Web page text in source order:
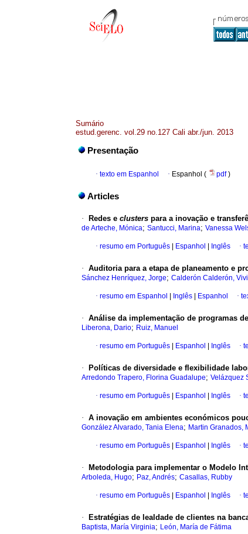
Sumário
estud.gerenc. vol.29 no.127 Cali abr./jun. 2013
Presentação
· texto em Espanhol · Espanhol ( pdf)
Articles
· Redes e clusters para a inovação e
de Arteche, Mónica; Santucci, Marina; Vanessa
· resumo em Português Espanhol Inglês ·
· Auditoria para a etapa de planeamento e
Sánchez Henríquez, Jorge; Calderón Calderón,
· resumo em Espanhol Inglês Espanhol ·
· Análise da implementação de programas
Liberona, Dario; Ruiz, Manuel
· resumo em Português Espanhol Inglês ·
· Políticas de diversidade e flexibilidade
Arredondo Trapero, Florina Guadalupe; Velázquez
· resumo em Português Espanhol Inglês ·
· A inovação em ambientes económicos
González Alvarado, Tania Elena; Martin Granados,
· resumo em Português Espanhol Inglês ·
· Metodologia para implementar o Modelo
Arboleda, Hugo; Paz, Andrés; Casallas, Rubby
· resumo em Português Espanhol Inglês ·
· Estratégias de lealdade de clientes na
Baptista, María Virginia; León, María de Fátima